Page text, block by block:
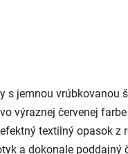
s jemnou
výraznej červenej
textilný opasok z
a dokonale poddajný